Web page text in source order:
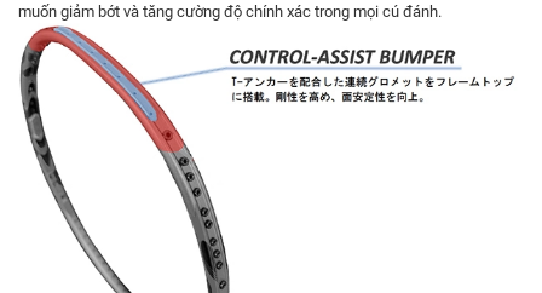
muốn giảm bớt và tăng cường độ chính xác trong mọi cú đánh.